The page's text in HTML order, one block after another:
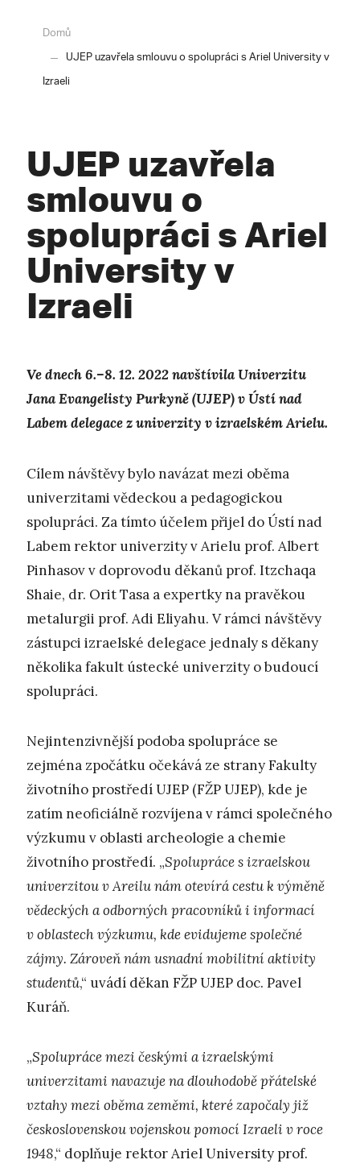
Domů
UJEP uzavřela smlouvu o spolupráci s Ariel University v
Izraeli
UJEP uzavřela
smlouvu o
spolupráci s Ariel
University v
Izraeli
Ve dnech 6.–8. 12. 2022 navštívila Univerzitu
Jana Evangelisty Purkyně (UJEP) v Ústí nad
Labem delegace z univerzity v izraelském Arielu.
Cílem návštěvy bylo navázat mezi oběma
univerzitami vědeckou a pedagogickou
spolupráci. Za tímto účelem přijel do Ústí nad
Labem rektor univerzity v Arielu prof. Albert
Pinhasov v doprovodu děkanů prof. Itzchaqa
Shaie, dr. Orit Tasa a expertky na pravěkou
metalurgii prof. Adi Eliyahu. V rámci návštěvy
zástupci izraelské delegace jednaly s děkany
několika fakult ústecké univerzity o budoucí
spolupráci.
Nejintenzivnější podoba spolupráce se
zejména zpočátku očekává ze strany Fakulty
životního prostředí UJEP (FŽP UJEP), kde je
zatím neoficiálně rozvíjena v rámci společného
výzkumu v oblasti archeologie a chemie
životního prostředí. „Spolupráce s izraelskou
univerzitou v Areilu nám otevírá cestu k výměně
vědeckých a odborných pracovníků i informací
v oblastech výzkumu, kde evidujeme společné
zájmy. Zároveň nám usnadní mobilitní aktivity
studentů,“ uvádí děkan FŽP UJEP doc. Pavel
Kuráň.
„Spolupráce mezi českými a izraelskými
univerzitami navazuje na dlouhodobě přátelské
vztahy mezi oběma zeměmi, které započaly již
československou vojenskou pomocí Izraeli v roce
1948,“ doplňuje rektor Ariel University prof.